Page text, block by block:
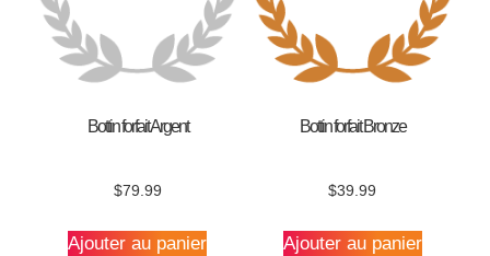
Bottin forfait Argent
$79.99
Ajouter au panier
Bottin forfait Bronze
$39.99
Ajouter au panier